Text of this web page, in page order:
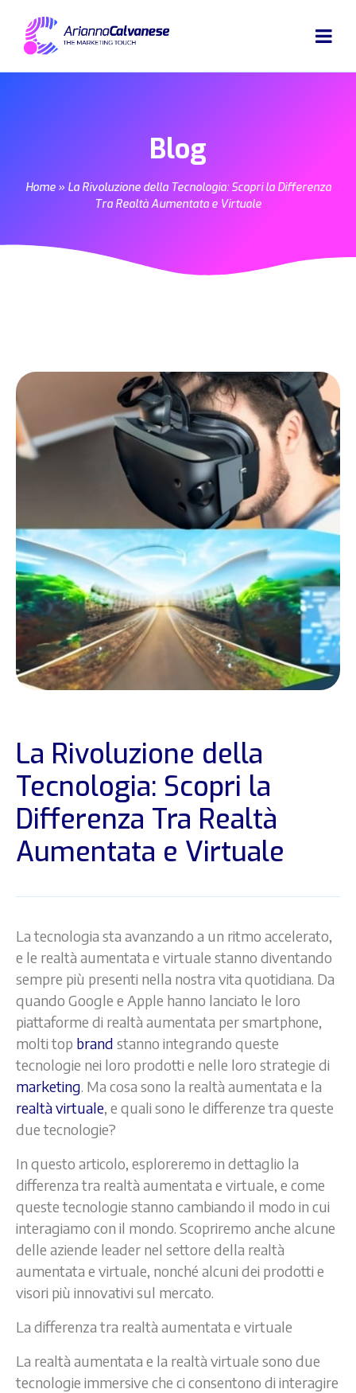
Blog
Home» La Rivoluzione della Tecnologia: Scopri la Differenza
Tra Realtà Aumentata e Virtuale
La Rivoluzione della
Tecnologia: Scopri la
Differenza Tra Realtà
Aumentata e Virtuale
La tecnologia sta avanzando a un ritmo accelerato,
e le realtà aumentata e virtuale stanno diventando
sempre più presenti nella nostra vita quotidiana. Da
quando Google e Apple hanno lanciato le loro
piattaforme di realtà aumentata per smartphone,
molti top brand stanno integrando queste
tecnologie nei loro prodotti e nelle loro strategie di
marketing. Ma cosa sono la realtà aumentata e la
realtà virtuale, e quali sono le differenze tra queste
due tecnologie?
In questo articolo, esploreremo in dettaglio la
differenza tra realtà aumentata e virtuale, e come
queste tecnologie stanno cambiando il modo in cui
interagiamo con il mondo. Scopriremo anche alcune
delle aziende leader nel settore della realtà
aumentata e virtuale, nonché alcuni dei prodotti e
visori più innovativi sul mercato.
La differenza tra realtà aumentata e virtuale
La realtà aumentata e la realtà virtuale sono due
tecnologie immersive che ci consentono di interagire